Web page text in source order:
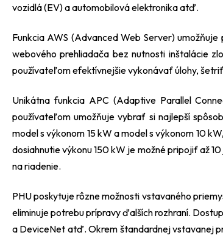
vozidlá (EV) a automobilová elektronika atď.
Funkcia AWS (Advanced Web Server)
webového prehliadača bez nutnosti inštalácie
používateľom efektívnejšie vykonávať úlohy,
Unikátna funkcia APC (Adaptive Parallel
používateľom umožňuje vybrať si najlepší
model s výkonom 15 kW a model s výkonom 10
dosiahnutie výkonu 150 kW je možné pripojiť až
na riadenie.
PHU poskytuje rôzne možnosti vstavaného
eliminuje potrebu prípravy ďalších rozhraní.
a DeviceNet atď. Okrem štandardnej vstavanej